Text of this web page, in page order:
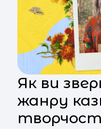
Як ви
жанру